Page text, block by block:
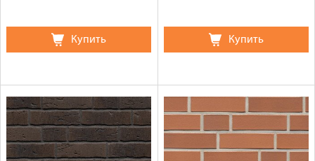
Купить Купить